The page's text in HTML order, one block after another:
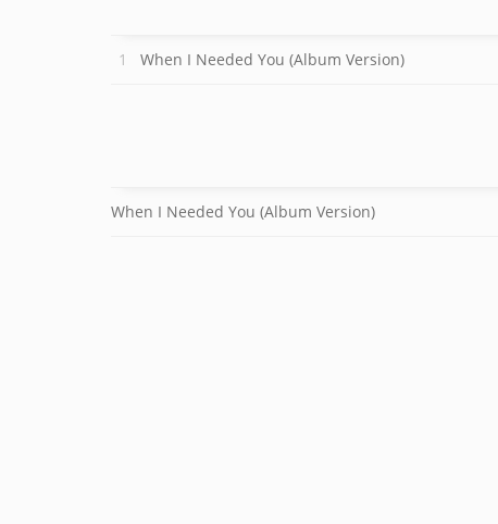
When I Needed You (Album Version)
When I Needed You (Album Version)